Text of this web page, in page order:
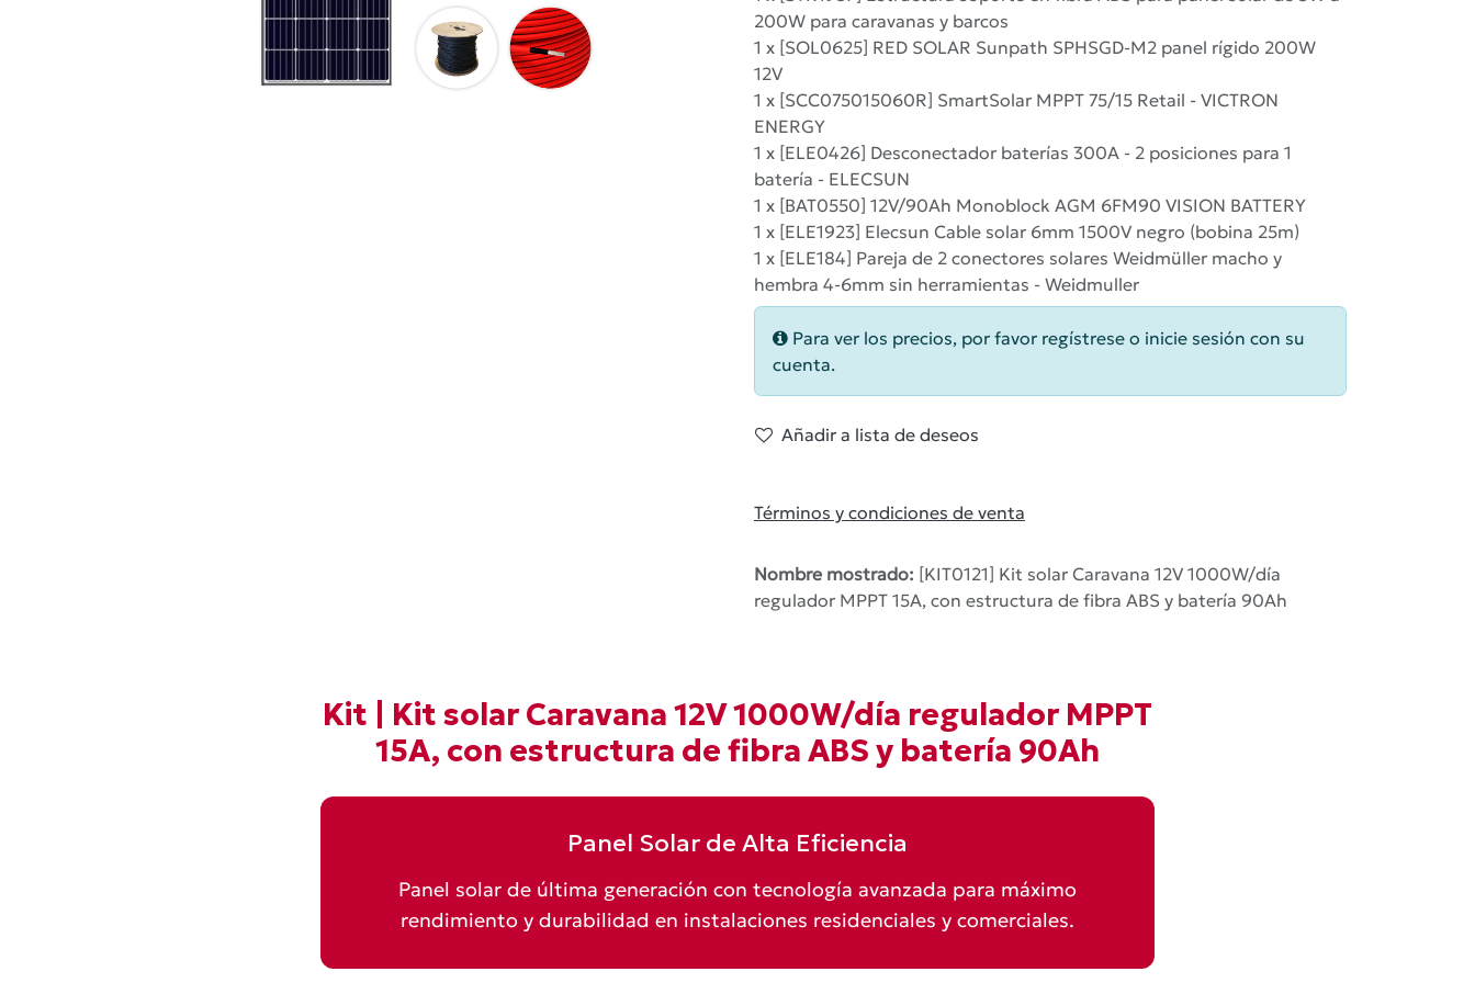
200W para caravanas y barcos
1 x [SOL0625] RED SOLAR Sunpath SPHSGD-M2 panel rígido 200W
12V
1 x [SCC075015060R] SmartSolar MPPT 75/15 Retail - VICTRON
ENERGY
1 x [ELE0426] Desconectador baterías 300A - 2 posiciones para 1
batería - ELECSUN
1 x [BAT0550] 12V/90Ah Monoblock AGM 6FM90 VISION BATTERY
1 x [ELE1923] Elecsun Cable solar 6mm 1500V negro (bobina 25m)
1 x [ELE184] Pareja de 2 conectores solares Weidmüller macho y
hembra 4-6mm sin herramientas - Weidmuller
Para ver los precios, por favor regístrese o inicie sesión con su
cuenta.
Añadir a lista de deseos
Términos y condiciones de venta
Nombre mostrado: [KIT0121] Kit solar Caravana 12V 1000W/día
regulador MPPT 15A, con estructura de fibra ABS y batería 90Ah
Kit | Kit solar Caravana 12V 1000W/día regulador MPPT
15A, con estructura de fibra ABS y batería 90Ah
Panel Solar de Alta Eficiencia
Panel solar de última generación con tecnología avanzada para máximo
rendimiento y durabilidad en instalaciones residenciales y comerciales.